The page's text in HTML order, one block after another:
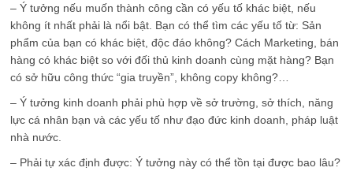
– Ý tưởng nếu muốn thành công cần có yếu tố khác biệt, nếu
không ít nhất phải là nổi bật. Bạn có thể tìm các yếu tố từ: Sản
phẩm của bạn có khác biệt, độc đáo không? Cách Marketing, bán
hàng có khác biệt so với đối thủ kinh doanh cùng mặt hàng? Bạn
có sở hữu công thức “gia truyền”, không copy không?…
– Ý tưởng kinh doanh phải phù hợp về sở trường, sở thích, năng
lực cá nhân bạn và các yếu tố như đạo đức kinh doanh, pháp luật
nhà nước.
– Phải tự xác định được: Ý tưởng này có thể tồn tại được bao lâu?